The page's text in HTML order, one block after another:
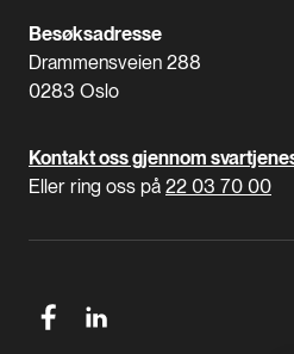
Besøksadresse
Drammensveien 288
0283 Oslo
Kontakt oss gjennom
Eller ring oss på 22 03 70 00